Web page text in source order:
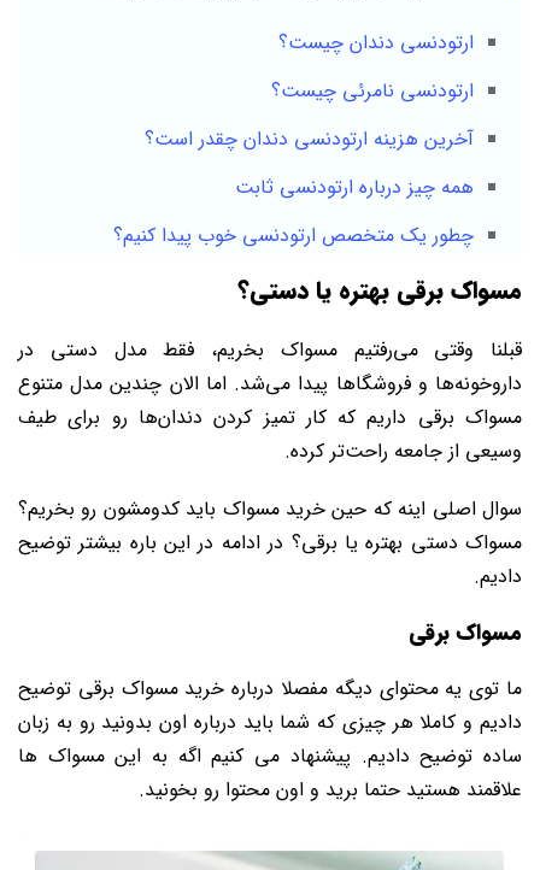
ارتودنسی دندان چیست؟
ارتودنسی نامرئی چیست؟
آخرین هزینه ارتودنسی دندان چقدر است؟
همه چیز درباره ارتودنسی ثابت
چطور یک متخصص ارتودنسی خوب پیدا کنیم؟
مسواک برقی بهتره یا دستی؟
قبلنا وقتی می‌رفتیم مسواک بخریم، فقط مدل دستی در
داروخونه‌ها و فروشگاها پیدا می‌شد. اما الان چندین مدل متنوع
مسواک برقی داریم که کار تمیز کردن دندان‌ها رو برای طیف
وسیعی از جامعه راحت‌تر کرده.
سوال اصلی اینه که حین خرید مسواک باید کدومشون رو بخریم؟
مسواک دستی بهتره یا برقی؟ در ادامه در این باره بیشتر توضیح
دادیم.
مسواک برقی
ما توی یه محتوای دیگه مفصلا درباره خرید مسواک برقی توضیح
دادیم و کاملا هر چیزی که شما باید درباره اون بدونید رو به زبان
ساده توضیح دادیم. پیشنهاد می کنیم اگه به این مسواک ها
علاقمند هستید حتما برید و اون محتوا رو بخونید.